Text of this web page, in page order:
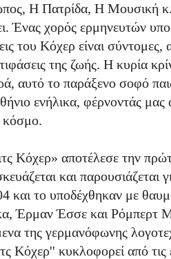
Η Πατρίδα, Η Μουσική
Ένας χορός ερμηνευτών
του Κόχερ είναι σύντομες,
της ζωής. Η κυρία
το παράξενο σοφό
ενήλικα, φέρνοντάς
κόσμο.
Κόχερ» αποτέλεσε την
και
και το υποδέχθηκαν με
Έρμαν Έσσε και Ρόμπερτ
της γερμανόφωνης
Κόχερ'' κυκλοφορεί από